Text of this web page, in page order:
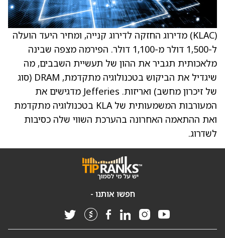
(KLAC) מדירוג החזקה לדירוג קנייה, ומחיר היעד הועלה
ל-1,500 דולר מ-1,100 דולר. הפירמה מצפה שבינה
מלאכותית תגביר את ההון של תעשיית השבבים, מה
שיגדיל את הביקוש בטכנולוגיה מתקדמת, DRAM (סוג
של זיכרון מחשב) ואריזות. Jefferies מדגישים את
המעורבות המשמעותית של KLA בטכנולוגיה מתקדמת
ואת ההתאמה האחרונה בהערכת השווי שלה כסיבות
לשדרוג.
חפשו אותנו -